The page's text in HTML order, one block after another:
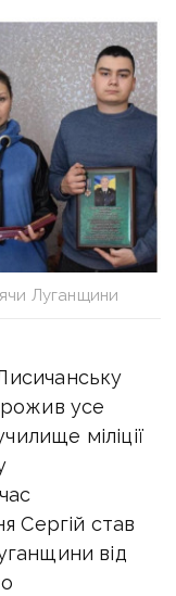
Луганщини
усе
міліції
Сергій став
від